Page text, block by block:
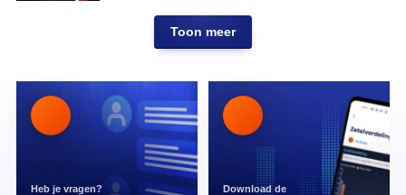
Toon meer
Heb je vragen? Download de